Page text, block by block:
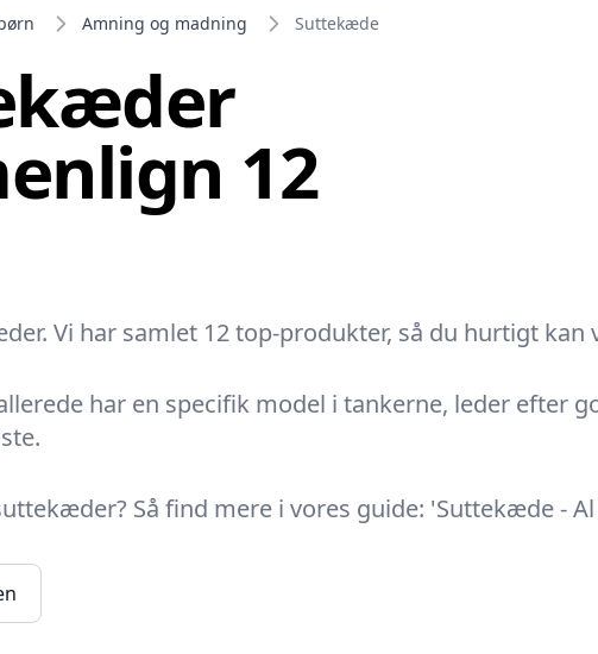
Amning og madning Suttekæde
12
Vi har samlet 12 top-produkter, så du hurtigt kan
har en specifik model i tankerne, leder efter
Så find mere i vores guide: 'Suttekæde -